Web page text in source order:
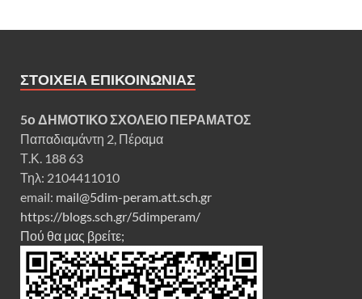
ΣΤΟΙΧΕΊΑ ΕΠΙΚΟΙΝΩΝΊΑΣ
5ο ΔΗΜΟΤΙΚΟ ΣΧΟΛΕΙΟ ΠΕΡΑΜΑΤΟΣ
Παπαδιαμάντη 2, Πέραμα
Τ.Κ. 188 63
Τηλ: 2104411010
email: mail@5dim-peram.att.sch.gr
https://blogs.sch.gr/5dimperam/
Πού θα μας βρείτε;